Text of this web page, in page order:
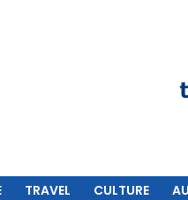
TRAVEL CULTURE